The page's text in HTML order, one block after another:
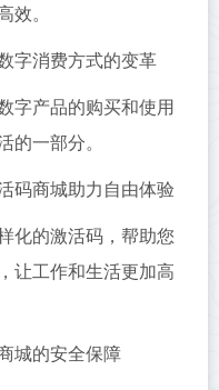
效。
字消费方式的变革
字产品的购买和使用
的一部分。
码商城助力自由体验
化的激活码，帮助您
让工作和生活更加高
城的安全保障